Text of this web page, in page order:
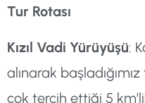
Tur Rotası
Kızıl Vadi Yürüyüşü:
alınarak
çok tercih ettiği 5